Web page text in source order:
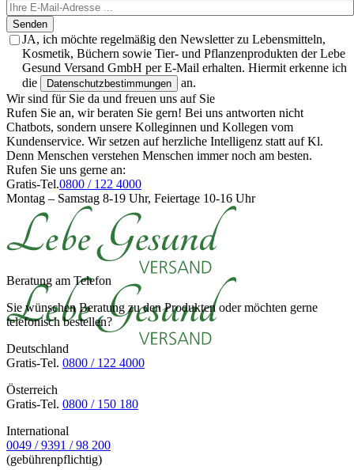
Senden
JA, ich möchte regelmäßig den Newsletter zu Lebensmitteln,
Kosmetik, Büchern sowie Tier- und Pflanzenprodukten der Lebe
Gesund Versand GmbH per E-Mail erhalten. Hiermit erkenne ich
die
Datenschutzbestimmungen
an.
Wir sind für Sie da und freuen uns auf Sie
Rufen Sie an, wir beraten Sie gern! Bei uns antworten nicht
Chatbots, sondern unsere Kolleginnen und Kollegen vom
Kundenservice. Wir setzen auf herzliche Intelligenz statt auf Kl.
Denn Menschen verstehen Menschen immer noch am besten.
Rufen Sie uns gerne an:
Gratis-Tel.0800 / 122 4000
Montag – Samstag 8-19 Uhr, Feiertage 10-16 Uhr
Beratung am Telefon
Sie wünschen Beratung zu den Produkten oder möchten gerne
telefonisch bestellen?
Deutschland
Gratis-Tel. 0800 / 122 4000
Österreich
Gratis-Tel. 0800 / 150 180
International
0049 / 9391 / 98 200
(gebührenpflichtig)